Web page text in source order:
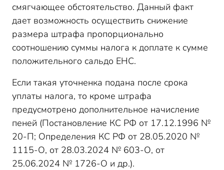
смягчающее обстоятельство. Данный факт
дает возможность осуществить снижение
размера штрафа пропорционально
соотношению суммы налога к доплате к сумме
положительного сальдо ЕНС.
Если такая уточненка подана после срока
уплаты налога, то кроме штрафа
предусмотрено дополнительное начисление
пеней (Постановление КС РФ от 17.12.1996 №
20-П; Определения КС РФ от 28.05.2020 №
1115-О, от 28.03.2024 № 603-О, от
25.06.2024 № 1726-О и др.).